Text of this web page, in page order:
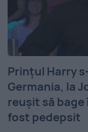
Prințul Harry
Germania, la
reușit să bage
fost pedepsit